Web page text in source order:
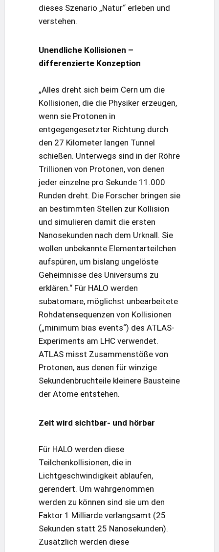
dieses Szenario „Natur“ erleben und
verstehen.
Unendliche Kollisionen –
differenzierte Konzeption
„Alles dreht sich beim Cern um die
Kollisionen, die die Physiker erzeugen,
wenn sie Protonen in
entgegengesetzter Richtung durch
den 27 Kilometer langen Tunnel
schießen. Unterwegs sind in der Röhre
Trillionen von Protonen, von denen
jeder einzelne pro Sekunde 11.000
Runden dreht. Die Forscher bringen sie
an bestimmten Stellen zur Kollision
und simulieren damit die ersten
Nanosekunden nach dem Urknall. Sie
wollen unbekannte Elementarteilchen
aufspüren, um bislang ungelöste
Geheimnisse des Universums zu
erklären.“ Für HALO werden
subatomare, möglichst unbearbeitete
Rohdatensequenzen von Kollisionen
(„minimum bias events“) des ATLAS-
Experiments am LHC verwendet.
ATLAS misst Zusammenstöße von
Protonen, aus denen für winzige
Sekundenbruchteile kleinere Bausteine
der Atome entstehen.
Zeit wird sichtbar- und hörbar
Für HALO werden diese
Teilchenkollisionen, die in
Lichtgeschwindigkeit ablaufen,
gerendert. Um wahrgenommen
werden zu können sind sie um den
Faktor 1 Milliarde verlangsamt (25
Sekunden statt 25 Nanosekunden).
Zusätzlich werden diese